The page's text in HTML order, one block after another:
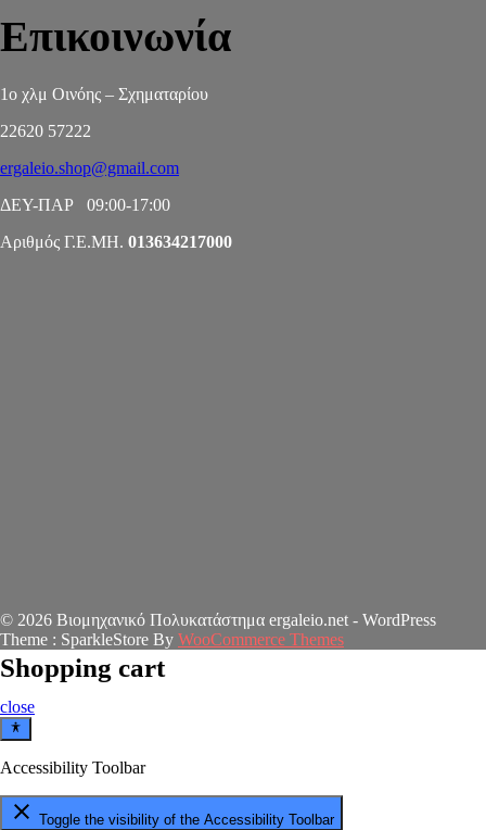
Επικοινωνία
1ο χλμ Οινόης – Σχηματαρίου
22620 57222
ergaleio.shop@gmail.com
ΔΕΥ-ΠΑΡ 09:00-17:00
Αριθμός Γ.Ε.ΜΗ. 013634217000
© 2026 Βιομηχανικό Πολυκατάστημα ergaleio.net - WordPress
Theme : SparkleStore By WooCommerce Themes
Shopping cart
close
Accessibility Toolbar
close Toggle the visibility of the Accessibility Toolbar